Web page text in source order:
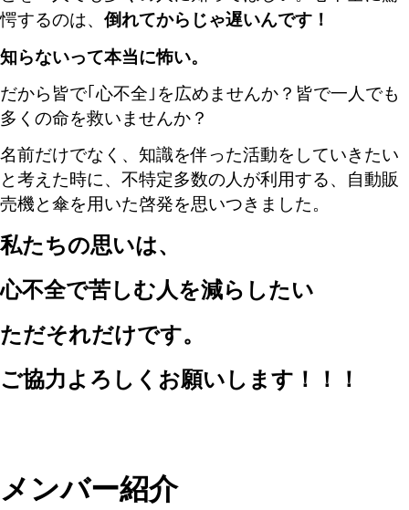
愕するのは、 倒れてからじゃ遅いんです！
知らないって本当に怖い。
だから皆で｢心不全｣を広めませんか？皆で一人でも
多くの命を救いませんか？
名前だけでなく、知識を伴った活動をしていきたい
と考えた時に、不特定多数の人が利用する、自動販
売機と傘を用いた啓発を思いつきました。
私たちの思いは、
心不全で苦しむ人を減らしたい
ただそれだけです。
ご協力よろしくお願いします！！！
メンバー紹介